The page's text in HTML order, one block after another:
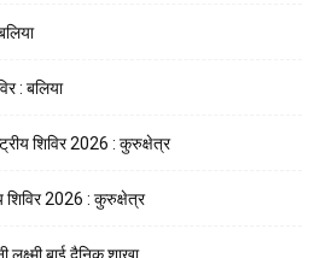
: बलिया
शिविर 2026 : कुरुक्षेत्र
शिविर 2026 : कुरुक्षेत्र